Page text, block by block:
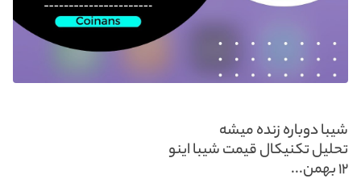
شیبا دوباره زنده میشه
تحلیل تکنیکال قیمت شیبا اینو
۱۲ بهمن...